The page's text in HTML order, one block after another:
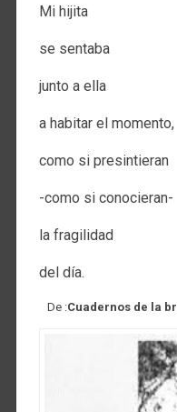
Mi hijita
se sentaba
junto a ella
a habitar el momento,
como si presintieran
-como si conocieran-
la fragilidad
del día.
De :Cuadernos de la